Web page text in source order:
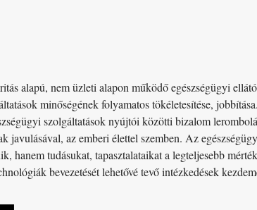
alapú, nem üzleti alapon működő egészségügyi
minőségének folyamatos tökéletesítése,
szolgáltatások nyújtói közötti bizalom
javulásával, az emberi élettel szemben. Az
hanem tudásukat, tapasztalataikat a legteljesebb
bevezetését lehetővé tevő intézkedések